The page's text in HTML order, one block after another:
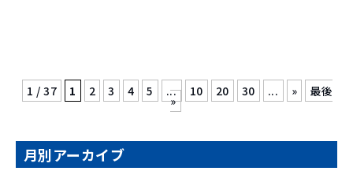
1 / 37 1 2 3 4 5 ... 10 20 30 ... » 最後
»
月別アーカイブ